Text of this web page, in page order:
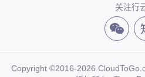
关注行
Copyright ©2016-2026